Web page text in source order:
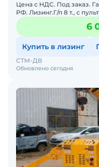
Цена с НДС. Под заказ.
РФ. Лизинг.Г/п 8 т., с
ВМасса:7 050 кгМакс.
6
Купить в лизинг
Обновлено сегодня
СТМ-ДВ